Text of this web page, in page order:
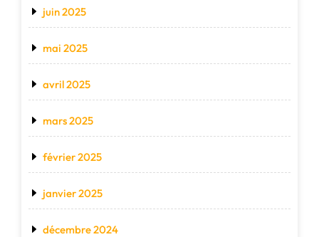
juin 2025
mai 2025
avril 2025
mars 2025
février 2025
janvier 2025
décembre 2024